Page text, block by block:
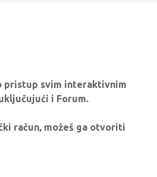
pristup svim interaktivnim
i Forum.
račun, možeš ga otvoriti